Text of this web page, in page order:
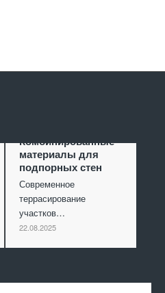
Комбинированные
материалы для
подпорных стен
Современное
террасирование
участков…
22.08.2025